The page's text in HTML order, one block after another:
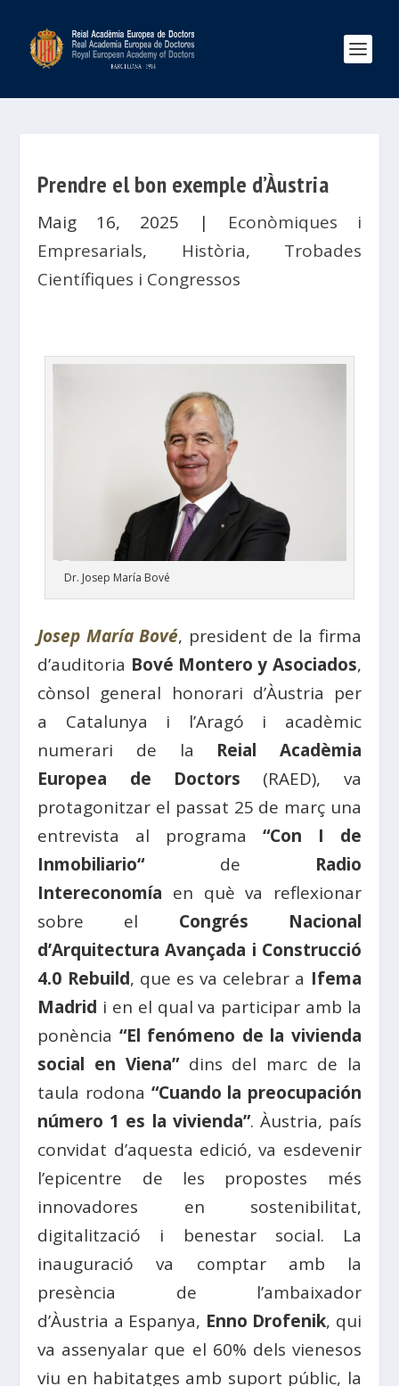
Prendre el bon exemple d’Àustria
Maig 16, 2025 | Econòmiques i
Empresarials, Història, Trobades
Científiques i Congressos
Dr. Josep María Bové
Josep María Bové, president de la firma
d’auditoria Bové Montero y Asociados,
cònsol general honorari d’Àustria per
a Catalunya i l’Aragó i acadèmic
numerari de la Reial Acadèmia
Europea de Doctors (RAED), va
protagonitzar el passat 25 de març una
entrevista al programa “Con I de
Inmobiliario“de Radio
Intereconomía en què va reflexionar
sobre el Congrés Nacional
d’Arquitectura Avançada i Construcció
4.0 Rebuild, que es va celebrar a Ifema
Madrid i en el qual va participar amb la
ponència “El fenómeno de la vivienda
social en Viena”dins del marc de la
taula rodona “Cuando la preocupación
número 1 es la vivienda”. Àustria, país
convidat d’aquesta edició, va esdevenir
l’epicentre de les propostes més
innovadores en sostenibilitat,
digitalització i benestar social. La
inauguració va comptar amb la
presència de l’ambaixador
d’Àustria a Espanya, Enno Drofenik, qui
va assenyalar que el 60% dels vienesos
viu en habitatges amb suport públic, la